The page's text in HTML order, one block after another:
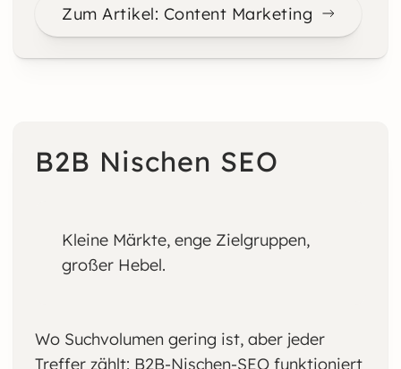
Zum Artikel: Content Marketing
B2B Nischen SEO
Kleine Märkte, enge Zielgruppen,
großer Hebel.
Wo Suchvolumen gering ist, aber jeder
Treffer zählt: B2B-Nischen-SEO funktioniert